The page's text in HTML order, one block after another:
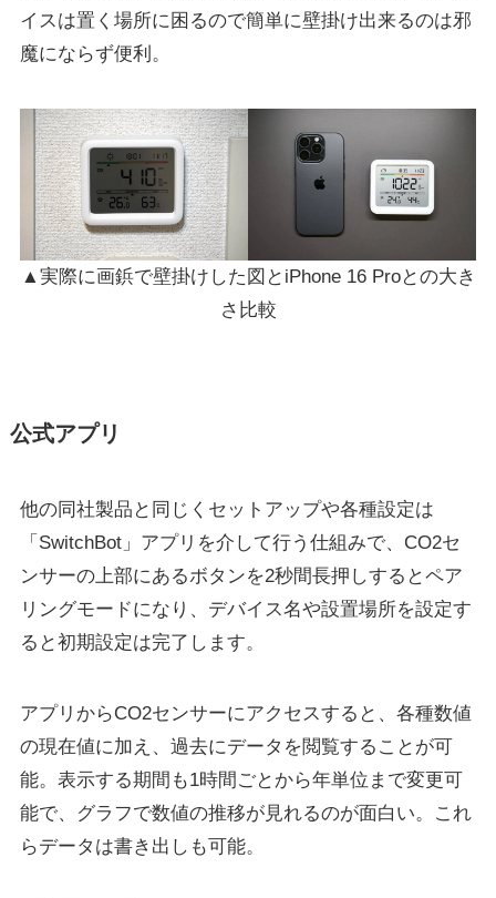
イスは置く場所に困るので簡単に壁掛け出来るのは邪
魔にならず便利。
▲実際に画鋲で壁掛けした図とiPhone 16 Proとの大き
さ比較
公式アプリ
他の同社製品と同じくセットアップや各種設定は
「SwitchBot」アプリを介して行う仕組みで、CO2セ
ンサーの上部にあるボタンを2秒間長押しするとペア
リングモードになり、デバイス名や設置場所を設定す
ると初期設定は完了します。
アプリからCO2センサーにアクセスすると、各種数値
の現在値に加え、過去にデータを閲覧することが可
能。表示する期間も1時間ごとから年単位まで変更可
能で、グラフで数値の推移が見れるのが面白い。これ
らデータは書き出しも可能。